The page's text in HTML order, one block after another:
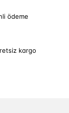
ödeme
kargo